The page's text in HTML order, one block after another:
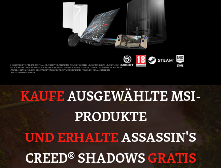
© 2024 UBISOFT ENTERTAINMENT. ALLE RECHTE VORBEHALTEN. ASSASSIN'S CREED, UBISOFT UND DAS UBISOFT-LOGO SIND
EINGETRAGENE ODER NICHT EINGETRAGENE MARKEN VON UBISOFT ENTERTAINMENT IN DEN USA UND/ODER ANDEREN
LÄNDERN. LIZENZ FÜR DAS SPIELEPAKET VON SOFTWARE SYMBIOSIS PTE LTD. *ES GELTEN DIE ALLGEMEINEN
GESCHÄFTSBEDINGUNGEN.
KAUFEAUSGEWÄHLTE MSI-
PRODUKTE
UND ERHALTEASSASSIN'S
CREED® SHADOWSGRATIS